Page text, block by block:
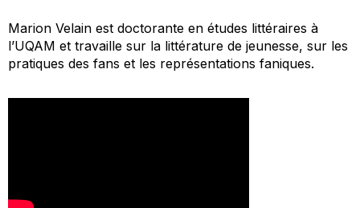
Marion Velain est doctorante en études littéraires à
l’UQAM et travaille sur la littérature de jeunesse, sur les
pratiques des fans et les représentations faniques.